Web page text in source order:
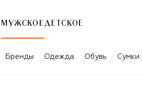
МУЖСКОЕ ДЕТСКОЕ
Бренды Одежда Обувь Сумки